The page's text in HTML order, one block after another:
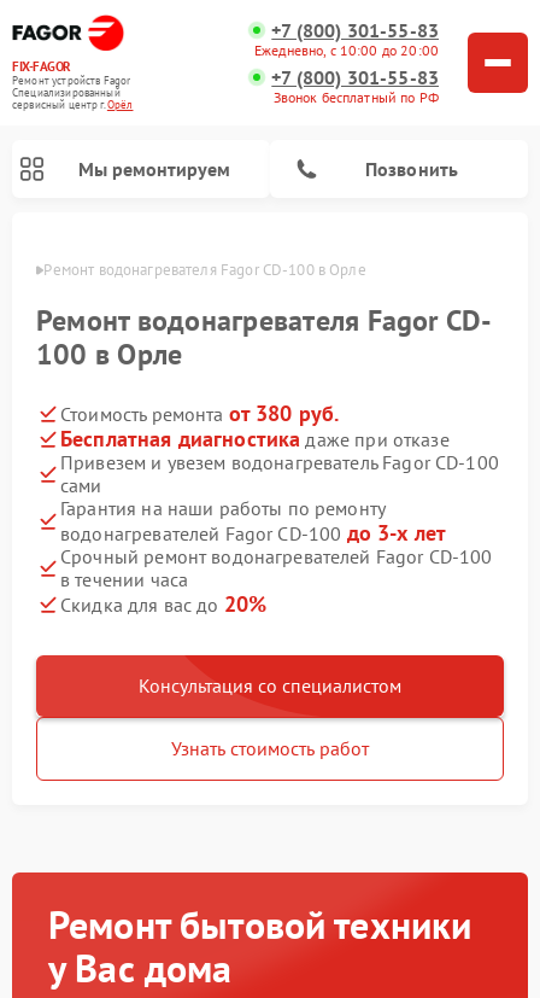
FIX-FAGOR
Ремонт устройств Fagor
Специализированный
cервисный центр г.Орёл
+7 (800) 301-55-83
Ежедневно, с 10:00 до 20:00
+7 (800) 301-55-83
Звонок бесплатный по РФ
Мы ремонтируем Позвонить
Орле Ремонт водонагревателя Fagor CD-100 в Орле
Ремонт водонагревателя Fagor CD-
100 в Орле
Стоимость ремонта от 380 руб.
Бесплатная диагностика даже при отказе
Привезем и увезем водонагреватель Fagor CD-100
сами
Гарантия на наши работы по ремонту
водонагревателей Fagor CD-100 до 3-х лет
Срочный ремонт водонагревателей Fagor CD-100
в течении часа
Скидка для вас до 20%
Консультация со специалистом
Узнать стоимость работ
Ремонт бытовой техники
у Вас дома